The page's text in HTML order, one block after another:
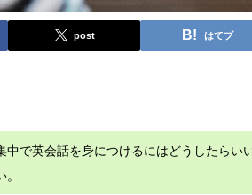
post はてブ
中で英会話を身につけるにはどうしたら
。